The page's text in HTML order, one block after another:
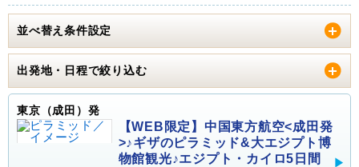
並べ替え条件設定
出発地・日程で絞り込む
東京（成田）発
【WEB限定】中国東方航空<成田発
>♪ギザのピラミッド&大エジプト博
物館観光♪エジプト・カイロ5日間